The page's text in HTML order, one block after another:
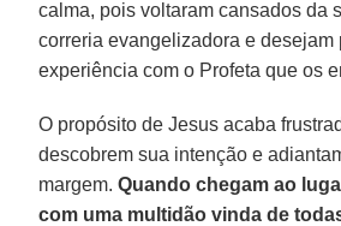
calma, pois voltaram cansados da
correria evangelizadora e desejam
experiência com o Profeta que os
O propósito de Jesus acaba
descobrem sua intenção e
margem.Quando chegam ao
com uma multidão vinda de